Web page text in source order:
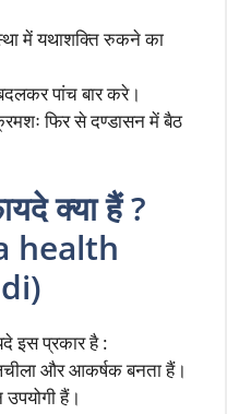
में यथाशक्ति रुकने का
पांच बार करे।
फिर से दण्डासन में बैठ
क्या हैं ?
health
इस प्रकार है :
और आकर्षक बनता हैं।
हैं।